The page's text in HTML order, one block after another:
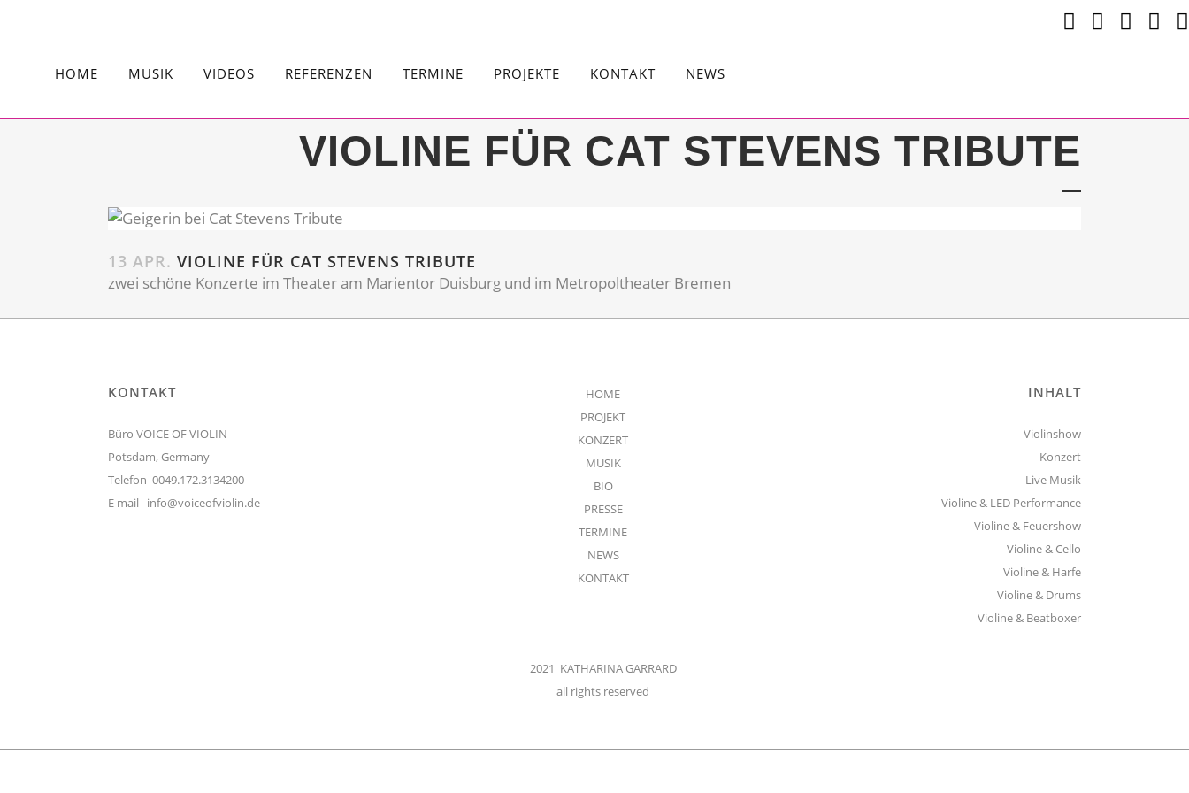
HOME MUSIK VIDEOS REFERENZEN TERMINE PROJEKTE KONTAKT NEWS
VIOLINE FÜR CAT STEVENS TRIBUTE
13 APR. VIOLINE FÜR CAT STEVENS TRIBUTE
zwei schöne Konzerte im Theater am Marientor Duisburg und im Metropoltheater Bremen
KONTAKT
Büro VOICE OF VIOLIN
Potsdam, Germany
Telefon 0049.172.3134200
E mail info@voiceofviolin.de
HOME
PROJEKT
KONZERT
MUSIK
BIO
PRESSE
TERMINE
NEWS
KONTAKT
2021 KATHARINA GARRARD
all rights reserved
INHALT
Violinshow
Konzert
Live Musik
Violine & LED Performance
Violine & Feuershow
Violine & Cello
Violine & Harfe
Violine & Drums
Violine & Beatboxer